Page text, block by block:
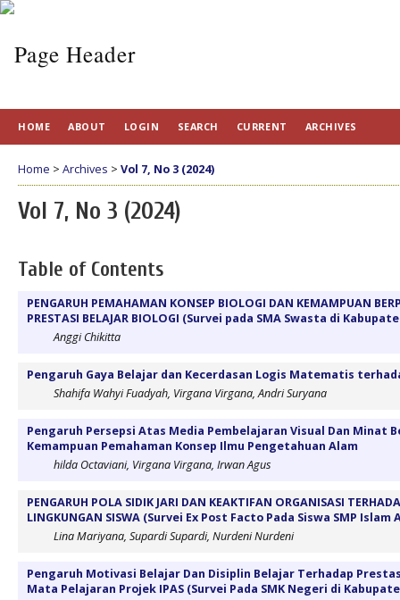
HOME ABOUT LOGIN SEARCH CURRENT ARCHIVES
Home > Archives > Vol 7, No 3 (2024)
Vol 7, No 3 (2024)
Table of Contents
PENGARUH PEMAHAMAN KONSEP BIOLOGI DAN KEMAMPUAN
PRESTASI BELAJAR BIOLOGI (Survei pada SMA Swasta di
Anggi Chikitta
Pengaruh Gaya Belajar dan Kecerdasan Logis Matematis
Shahifa Wahyi Fuadyah, Virgana Virgana, Andri Suryana
Pengaruh Persepsi Atas Media Pembelajaran Visual Dan Minat
Kemampuan Pemahaman Konsep Ilmu Pengetahuan Alam
hilda Octaviani, Virgana Virgana, Irwan Agus
PENGARUH POLA SIDIK JARI DAN KEAKTIFAN ORGANISASI
LINGKUNGAN SISWA (Survei Ex Post Facto Pada Siswa SMP
Lina Mariyana, Supardi Supardi, Nurdeni Nurdeni
Pengaruh Motivasi Belajar Dan Disiplin Belajar Terhadap
Mata Pelajaran Projek IPAS (Survei Pada SMK Negeri di